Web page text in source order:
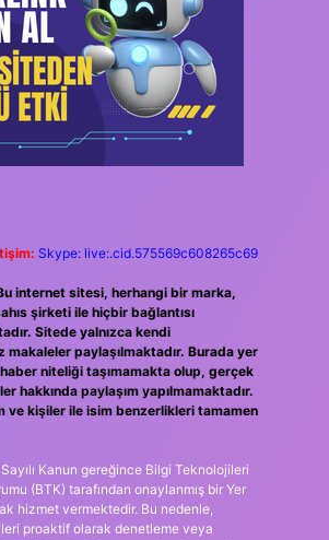
Skype: live:.cid.575569c608265c69
internet sitesi, herhangi bir marka,
şirketi ile hiçbir bağlantısı
Sitede yalnızca kendi
makaleler paylaşılmaktadır. Burada yer
niteliği taşımamakta olup, gerçek
hakkında paylaşım yapılmamaktadır.
ve kişiler ile isim benzerlikleri tamamen
Kanun gereğince Bilgi Teknolojileri
(BTK) tarafından onaylanmış bir Yer
hizmet vermektedir. Bu nedenle,
proaktif olarak denetleme veya